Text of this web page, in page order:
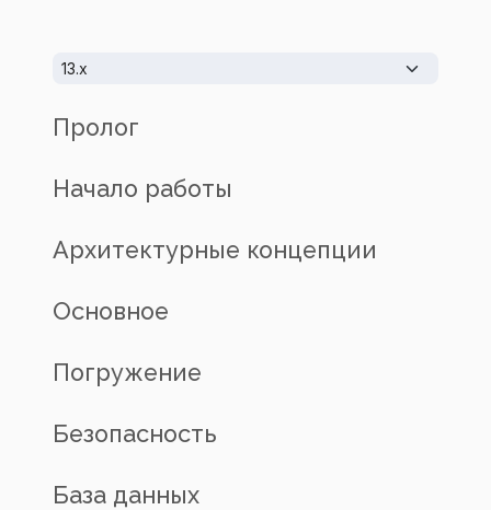
Пролог
Начало работы
Архитектурные концепции
Основное
Погружение
Безопасность
База данных